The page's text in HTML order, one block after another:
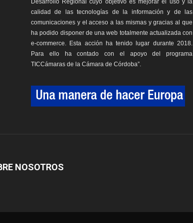
calidad de las tecnologías de la información y de las
comunicaciones y el acceso a las mismas y gracias al que
ha podido disponer de una web totalmente actualizada con
e-commerce. Esta acción ha tenido lugar durante 2018.
Para ello ha contado con el apoyo del programa
TICCámaras de la Cámara de Córdoba”.
NOSOTROS